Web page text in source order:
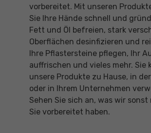
vorbereitet. Mit unseren
Sie Ihre Hände schnell und
Fett und Öl befreien, stark
Oberflächen desinfizieren und
Ihre Pflastersteine pflegen, Ihr
auffrischen und vieles mehr. Sie
unsere Produkte zu Hause, in
oder in Ihrem Unternehmen
Sehen Sie sich an, was wir
Sie vorbereitet haben.